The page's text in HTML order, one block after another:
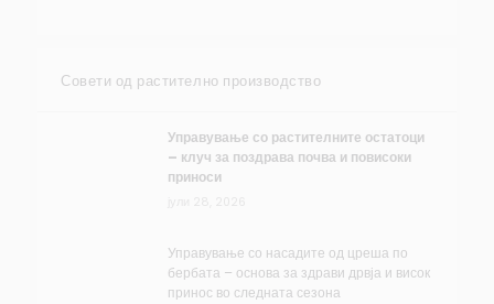
Совети од растително производство
Управување со растителните остатоци
– клуч за поздрава почва и повисоки
приноси
Управување со насадите од цреша по
бербата – основа за здрави дрвја и висок
принос во следната сезона